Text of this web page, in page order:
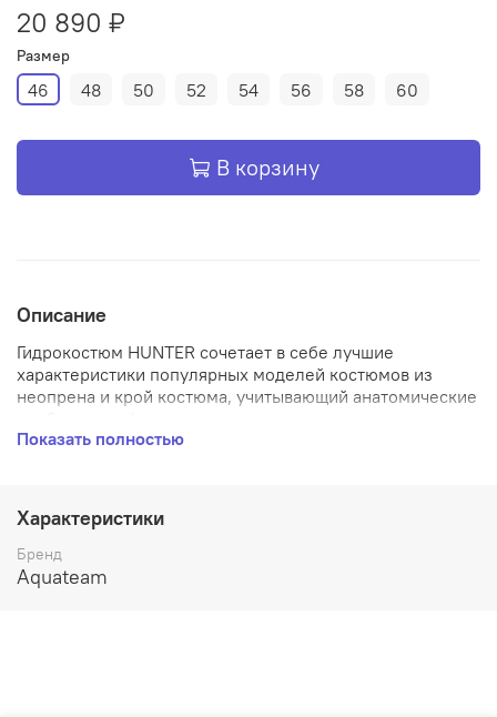
20 890 ₽
Размер
46 48 50 52 54 56 58 60
В корзину
Описание
Гидрокостюм HUNTER сочетает в себе лучшие
характеристики популярных моделей костюмов из
неопрена и крой костюма, учитывающий анатомические
и динамические изменения фигуры во время
Показать полностью
Характеристики
Бренд
Aquateam